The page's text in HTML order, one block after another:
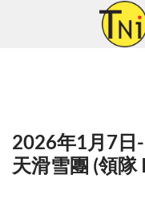
2026年1月7日
天滑雪團 (領隊